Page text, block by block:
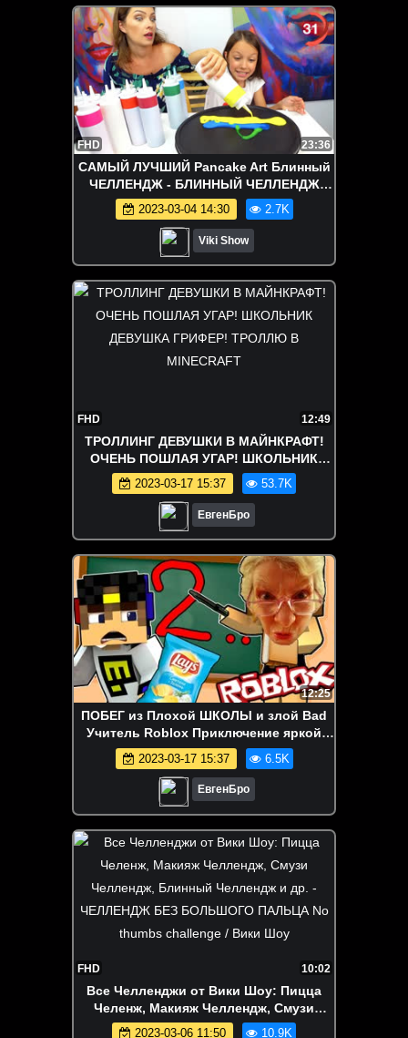
FHD 23:36
САМЫЙ ЛУЧШИЙ Pancake Art Блинный
ЧЕЛЛЕНДЖ - БЛИННЫЙ ЧЕЛЛЕНДЖ
ЛЕТО Угадывай Вместе с Нами Pancake
Art Challenge / Вики Шоу
2023-03-04 14:30 2.7K
Viki Show
FHD 12:49
ТРОЛЛИНГ ДЕВУШКИ В МАЙНКРАФТ!
ОЧЕНЬ ПОШЛАЯ УГАР! ШКОЛЬНИК
ДЕВУШКА ГРИФЕР! ТРОЛЛЮ В
MINECRAFT
2023-03-17 15:37 53.7K
ЕвгенБро
12:25
ПОБЕГ из Плохой ШКОЛЫ и злой Bad
Учитель Roblox Приключение яркой
мультяшной игры от канала ЕвгенБро
2023-03-17 15:37 6.5K
ЕвгенБро
FHD 10:02
Все Челленджи от Вики Шоу: Пицца
Челенж, Макияж Челлендж, Смузи
Челлендж, Блинный Челлендж и др. -
2023-03-06 11:50 10.9K